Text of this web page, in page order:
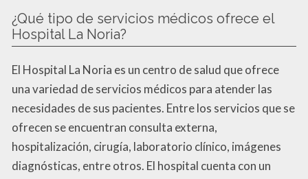
¿Qué tipo de servicios médicos ofrece el
Hospital La Noria?
El Hospital La Noria es un centro de salud que ofrece
una variedad de servicios médicos para atender las
necesidades de sus pacientes. Entre los servicios que se
ofrecen se encuentran consulta externa,
hospitalización, cirugía, laboratorio clínico, imágenes
diagnósticas, entre otros. El hospital cuenta con un